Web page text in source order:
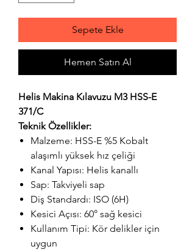
Sepete Ekle
Hemen Satın Al
Helis Makina Kılavuzu M3 HSS-E
371/C
Teknik Özellikler:
Malzeme: HSS-E %5 Kobalt
alaşımlı yüksek hız çeliği
Kanal Yapısı: Helis kanallı
Sap: Takviyeli sap
Diş Standardı: ISO (6H)
Kesici Açısı: 60° sağ kesici
Kullanım Tipi: Kör delikler için
uygun